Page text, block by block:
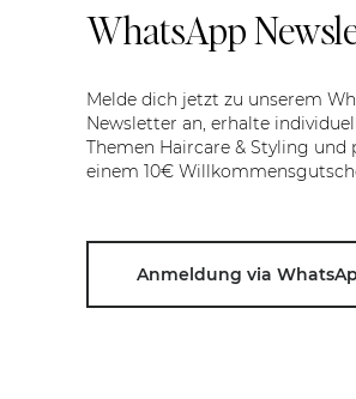
WhatsApp
Melde dich jetzt zu unserem
Newsletter an, erhalte
Themen Haircare & Styling und
einem 10€
Anmeldung via